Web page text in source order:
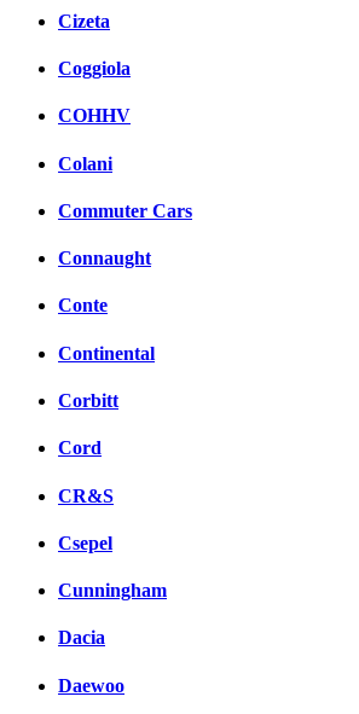
Cizeta
Coggiola
COHHV
Colani
Commuter Cars
Connaught
Conte
Continental
Corbitt
Cord
CR&S
Csepel
Cunningham
Dacia
Daewoo